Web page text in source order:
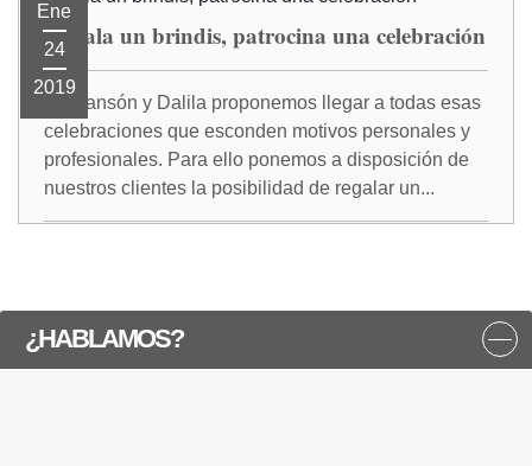
Ene
24
2019
Regala un brindis, patrocina una celebración
En Sansón y Dalila proponemos llegar a todas esas
celebraciones que esconden motivos personales y
profesionales. Para ello ponemos a disposición de
nuestros clientes la posibilidad de regalar un...
¿HABLAMOS?